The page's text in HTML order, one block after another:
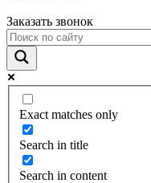
Заказать звонок
Exact matches only
Search in title
Search in content